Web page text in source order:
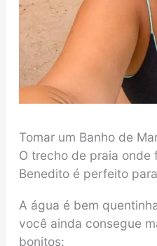
Tomar um Banho de
O trecho de praia onde
Benedito é perfeito
A água é bem
você ainda consegue
bonitos: